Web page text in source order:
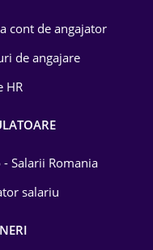
cont de angajator
de angajare
HR
- Salarii Romania
salariu